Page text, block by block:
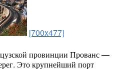
[700x477]
провинции Прованс —
Это крупнейший порт